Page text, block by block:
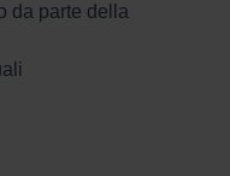
da parte della